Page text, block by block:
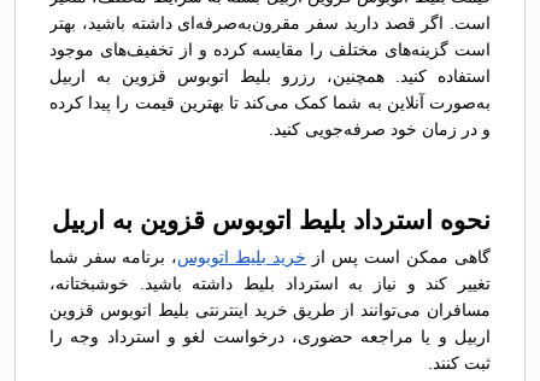
است. اگر قصد دارید سفر مقرون‌به‌صرفه‌ای داشته باشید، بهتر
است گزینه‌های مختلف را مقایسه کرده و از تخفیف‌های موجود
استفاده کنید. همچنین، رزرو بلیط اتوبوس قزوين به اربیل
به‌صورت آنلاین به شما کمک می‌کند تا بهترین قیمت را پیدا کرده
و در زمان خود صرفه‌جویی کنید.
نحوه استرداد بلیط اتوبوس قزوين به اربیل
گاهی ممکن است پس از خرید بلیط اتوبوس، برنامه سفر شما
تغییر کند و نیاز به استرداد بلیط داشته باشید. خوشبختانه،
مسافران می‌توانند از طریق خرید اینترنتی بلیط اتوبوس قزوين
اربیل و یا مراجعه حضوری، درخواست لغو و استرداد وجه را
ثبت کنند.